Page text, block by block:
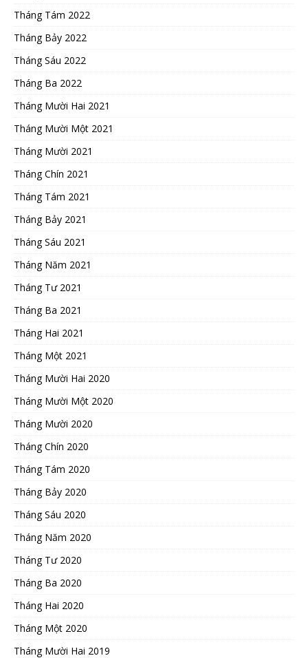
Tháng Tám 2022
Tháng Bảy 2022
Tháng Sáu 2022
Tháng Ba 2022
Tháng Mười Hai 2021
Tháng Mười Một 2021
Tháng Mười 2021
Tháng Chín 2021
Tháng Tám 2021
Tháng Bảy 2021
Tháng Sáu 2021
Tháng Năm 2021
Tháng Tư 2021
Tháng Ba 2021
Tháng Hai 2021
Tháng Một 2021
Tháng Mười Hai 2020
Tháng Mười Một 2020
Tháng Mười 2020
Tháng Chín 2020
Tháng Tám 2020
Tháng Bảy 2020
Tháng Sáu 2020
Tháng Năm 2020
Tháng Tư 2020
Tháng Ba 2020
Tháng Hai 2020
Tháng Một 2020
Tháng Mười Hai 2019